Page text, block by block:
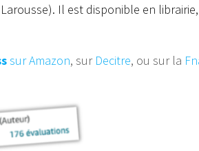
Il est disponible en
sur Amazon, sur Decitre, ou sur la